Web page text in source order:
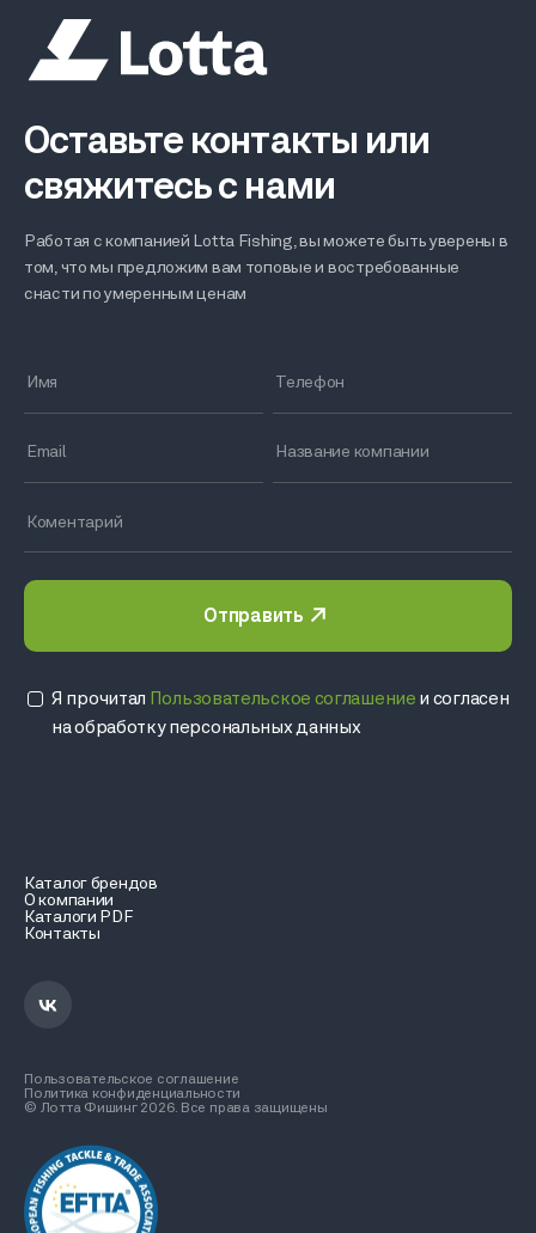
Каталог брендов
О компании
Каталоги PDF
Контакты
Пользовательское соглашение
Политика конфиденциальности
© Лотта Фишинг 2026. Все права защищены
Оставьте контакты или
свяжитесь с нами
Работая с компанией Lotta Fishing, вы можете быть уверены в
том, что мы предложим вам топовые и востребованные
снасти по умеренным ценам
Отправить
Я прочитал Пользовательское соглашение и согласен
на обработку персональных данных